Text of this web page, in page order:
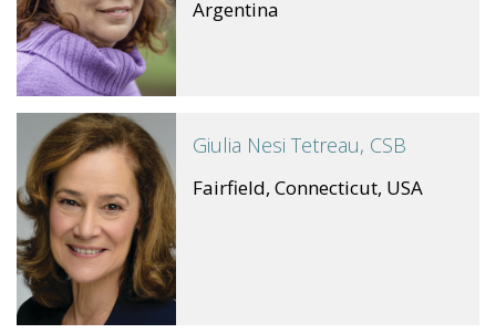
Argentina
Giulia Nesi Tetreau, CSB
Fairfield, Connecticut, USA